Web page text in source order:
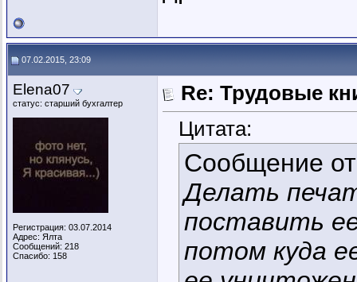
07.02.2015, 23:09
Elena07
статус: старший бухгалтер
Регистрация: 03.07.2014
Адрес: Ялта
Сообщений: 218
Спасибо: 158
Re: Трудовые
Цитата:
Сообщение
Делать
поставить
потом куда